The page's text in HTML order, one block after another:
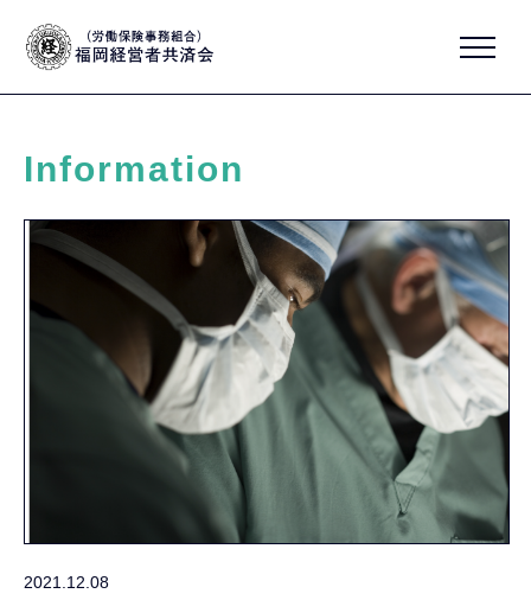
Information
2021.12.08